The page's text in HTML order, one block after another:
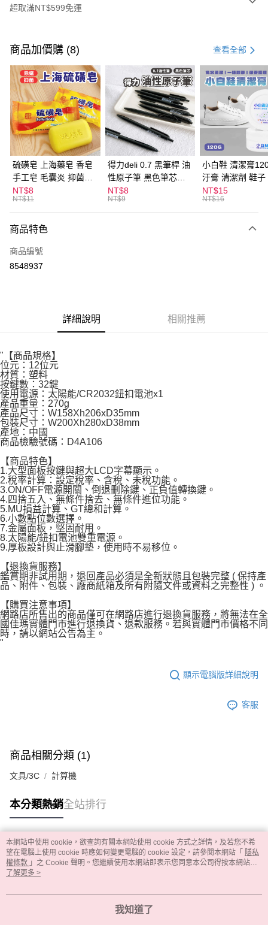
超取滿NT$599免運
信用卡一次付款
超商取貨付款
LINE Pay
Apple Pay
街口支付
悠遊付
ATM付款
全家取貨付款
每筆NT$60，滿NT$599(含以上)免運費
付款後全家取貨
每筆NT$60，滿NT$599(含以上)免運費
每筆NT$60，滿NT$599(含以上)免運費
宅配
每筆NT$120，滿NT$1,999(含以上)免運費
商品加價購 (8) 查看全部
硫磺皂 上海藥皂 香皂
手工皂 毛囊炎 抑菌除
蟎 清潔護膚 去油去痘
寵物皮膚病 狗狗貓咪
NT$8
NT$11
得力deli 0.7 黑筆桿 油
性原子筆 黑色筆芯
S304
NT$8
NT$9
小白鞋 清潔膏
汙膏 清潔劑 鞋子
漬 白皮鞋 鞋油
NT$15
NT$16
商品特色
商品編號
8548937
詳細說明 相關推薦
"【商品規格】
位元：12位元
材質：塑料
按鍵數：32鍵
使用電源：太陽能/CR2032鈕扣電池x1
產品重量：270g
產品尺寸：W158Xh206xD35mm
包裝尺寸：W200Xh280xD38mm
產地：中國
商品檢驗號碼：D4A106
【商品特色】
1.大型面板按鍵與超大LCD字幕顯示。
2.稅率計算：設定稅率、含稅、未稅功能。
3.ON/OFF電源開關、倒退刪除鍵、正負值轉換鍵。
4.四捨五入、無條件捨去、無條件進位功能。
5.MU損益計算、GT總和計算。
6.小數點位數選擇。
7.金屬面板，堅固耐用。
8.太陽能/鈕扣電池雙重電源。
9.厚板設計與止滑腳墊，使用時不易移位。
【退換貨服務】
鑑賞期非試用期，退回產品必須是全新狀態且包裝完整 ( 保持產
品、附件、包裝、廠商紙箱及所有附隨文件或資料之完整性 ) 。
【購買注意事項】
網路店所售出的商品僅可在網路店進行退換貨服務，將無法在全
國佳瑪實體門市進行退換貨、退款服務。若與實體門市價格不同
時，請以網站公告為主。
"
顯示電腦版詳細說明
客服
商品相關分類 (1)
文具/3C 計算機
本分類熱銷全站排行
熱門標籤
本網站中使用 cookie，欲查詢有關本網站使用 cookie 方式之詳情，及若您不希
望在電腦上使用 cookie 時應如何變更電腦的 cookie 設定，請參閱本網站「 隱私
權條款 」之 Cookie 聲明。您繼續使用本網站即表示您同意本公司得按本網站使
用條款之 Cookie 聲明使用 cookie。
了解更多 >
我知道了